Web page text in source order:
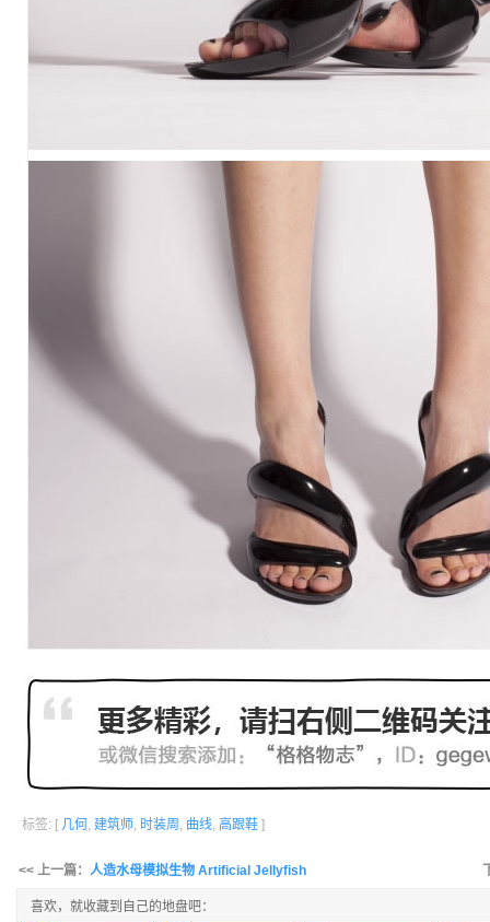
标签: [ 几何 , 建筑师, 时装周 , 曲线, 高跟鞋 ]
<< 上一篇： 人造水母模拟生物 Artificial Jellyfish
喜欢，就收藏到自己的地盘吧：